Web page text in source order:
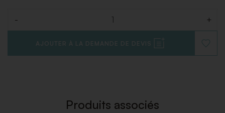
- +
AJOUTER À LA DEMANDE DE DEVIS
À
Produits associés